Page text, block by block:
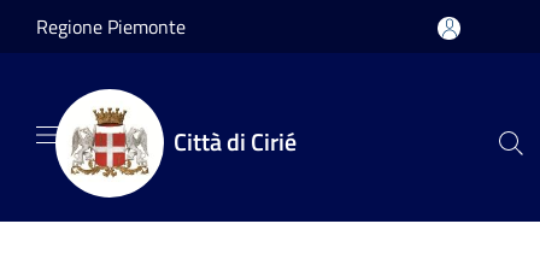
Salta al contenuto principale
Regione Piemonte
Città di Cirié